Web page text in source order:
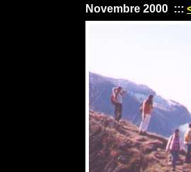
Novembre 2000 :::